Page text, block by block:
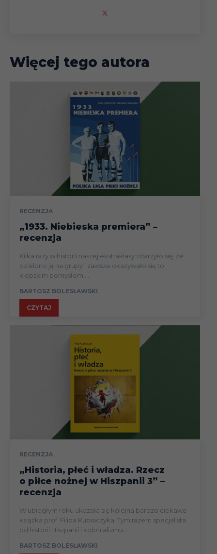
Więcej tego autora
RECENZJA
„1933. Niebieska premiera” –
recenzja
Kilka razy w historii naszej ekstraklasy zdarzyło się, że
dzielono ją na grupy i zawsze okazywało się to
kiepskim pomysłem....
BARTOSZ BOLESŁAWSKI
CZYTAJ
RECENZJA
„Historia, płeć i władza. Rzecz
o piłce nożnej w Hiszpanii 3” –
recenzja
W ubiegłym roku ukazała się kolejna bardzo ciekawa
książka prof. Filipa Kubiaczyka. Tym razem specjalista
od historii Hiszpanii i kolonializmu...
BARTOSZ BOLESŁAWSKI